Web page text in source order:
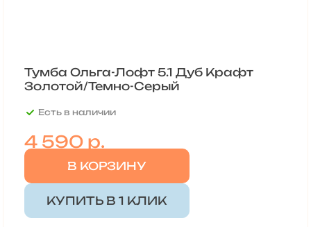
Тумба Ольга-Лофт 5.1 Дуб Крафт
Золотой/Темно-Серый
Есть в наличии
4 590р.
В КОРЗИНУ
КУПИТЬ В 1 КЛИК